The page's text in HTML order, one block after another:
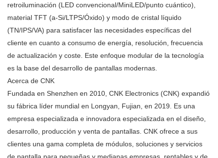
retroiluminación (LED convencional/MiniLED/punto cuántico),
material TFT (a-Si/LTPS/Óxido) y modo de cristal líquido
(TN/IPS/VA) para satisfacer las necesidades específicas del
cliente en cuanto a consumo de energía, resolución, frecuencia
de actualización y coste. Este enfoque modular de la tecnología
es la base del desarrollo de pantallas modernas.
Acerca de CNK
Fundada en Shenzhen en 2010, CNK Electronics (CNK) expandió
su fábrica líder mundial en Longyan, Fujian, en 2019. Es una
empresa especializada e innovadora especializada en el diseño,
desarrollo, producción y venta de pantallas. CNK ofrece a sus
clientes una gama completa de módulos, soluciones y servicios